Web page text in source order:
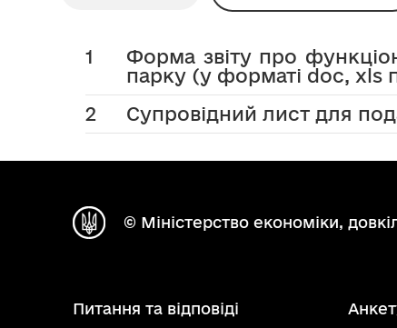
1
Форма звіту про
парку (у форматі doc, xls
2 Супровідний лист для
© Міністерство економіки,
Питання та відповіді